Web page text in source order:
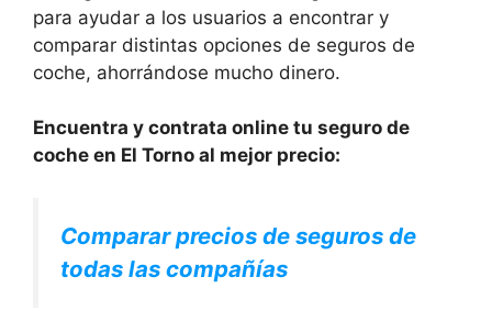
para ayudar a los usuarios a encontrar y
comparar distintas opciones de seguros de
coche, ahorrándose mucho dinero.
Encuentra y contrata online tu seguro de
coche en El Torno al mejor precio:
Comparar precios de seguros de
todas las compañías